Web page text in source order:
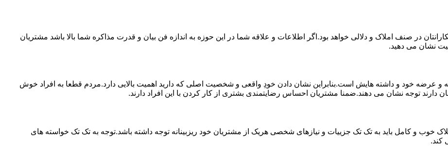
در صنف املاک و دلالی خواهد بود.اگر اطلاعات و علاقه شما در این حوزه به اندازه فن بیان و قدرت مذاکره شما بالا باشد مشتریان
نشان می دهید.
خود و داشته هایش است.بنابراین نشان دادن خودِ واقعی و شخصیت اصلی که دارید اهمیت بالایی دارد.مردم قطعا به افراد خوش
دارند توجه نشان می دهند.ضمنا مشتریان احساس رضایتمندی بشتری از کار کردن با این افراد دارند.
خوب و کامل باید به تک تک جزییات و نیازهای شخصی هریک از مشتریان خود ریزبینانه توجه داشته باشد.توجه به تک تک خواسته های
کند.